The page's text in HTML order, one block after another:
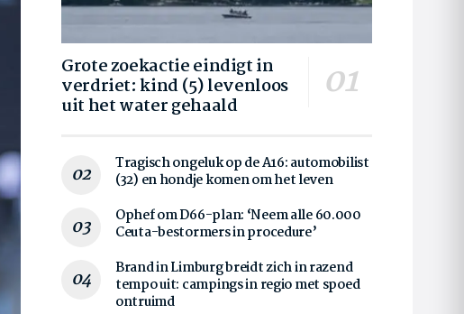
Grote zoekactie eindigt in
verdriet: kind (5) levenloos
uit het water gehaald
Tragisch ongeluk op de A16: automobilist
(32) en hondje komen om het leven
Ophef om D66-plan: ‘Neem alle 60.000
Ceuta-bestormers in procedure’
Brand in Limburg breidt zich in razend
tempo uit: campings in regio met spoed
ontruimd